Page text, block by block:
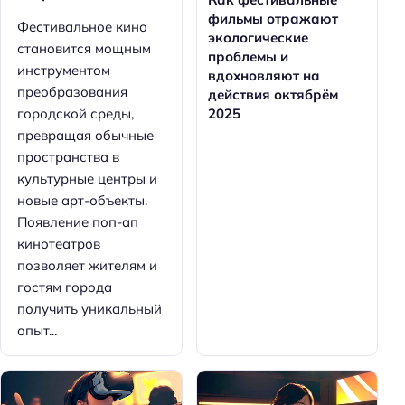
Фестивальное кино
становится мощным
инструментом
преобразования
городской среды,
превращая обычные
пространства в
культурные центры и
новые арт-объекты.
Появление поп-ап
кинотеатров
позволяет жителям и
гостям города
получить уникальный
опыт...
фильмы отражают
экологические
проблемы и
вдохновляют на
действия октябрём
2025